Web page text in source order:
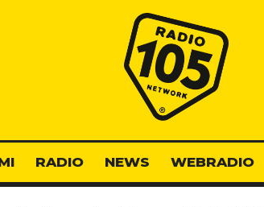
Radio 105
RADIO NEWS WEBRADIO